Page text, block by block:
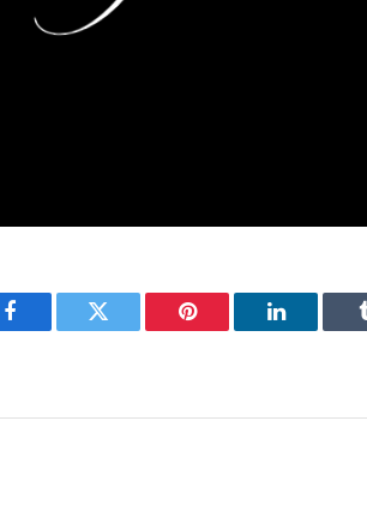
Facebook Twitter Pinterest LinkedIn